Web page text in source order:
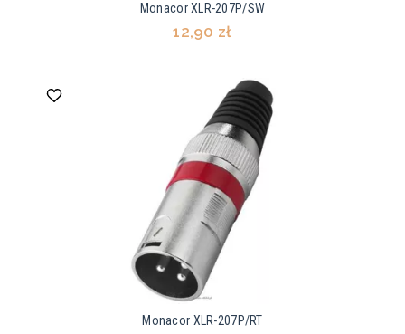
Monacor XLR-207P/SW
12,90 zł
Monacor XLR-207P/RT